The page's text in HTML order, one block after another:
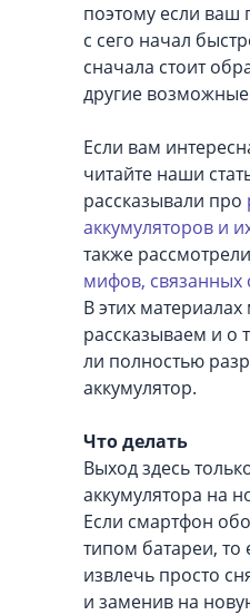
поэтому если ваш
с сего начал
сначала стоит
другие
Если вам
читайте наши
рассказывали про
аккумуляторов и
также рассмотрели
мифов, связанных
В этих
рассказываем и о
ли полностью
аккумулятор.
Что делать
Выход здесь
аккумулятора на
Если смартфон
типом батареи, то
извлечь просто
и заменив на